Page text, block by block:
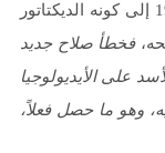
الميّزة الكبرى التي عبرت بحافظ الأسد، خلال 7 سنوات، من كونه أحد أعضاء «اللجنة العسكرية “الثورية”» عام 1963 إلى كونه الديكتاتور
فخطأ صلاح جديد
على الأيديولوجيا
سيارة مرسيدس للمسؤولين فيه، وهو ما حصل فعلاً،